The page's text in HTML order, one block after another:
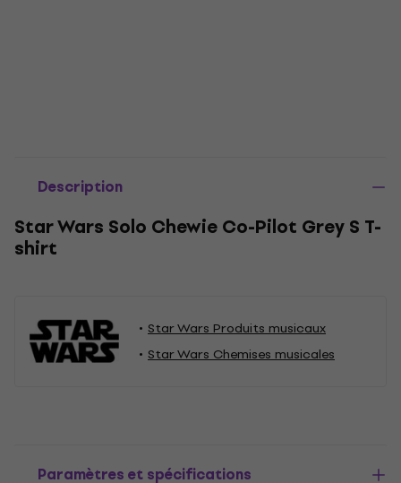
Description
Star Wars Solo Chewie Co-Pilot Grey S T-
shirt
Star Wars Produits musicaux
Star Wars Chemises musicales
Paramètres et spécifications